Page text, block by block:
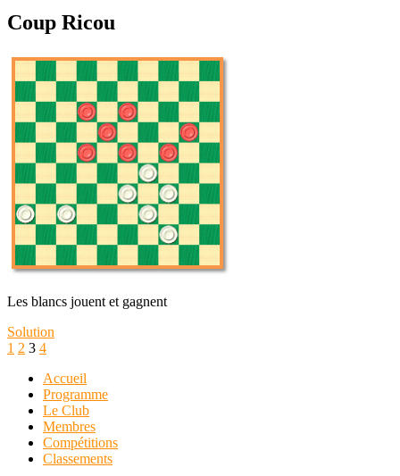
Coup Ricou
Les blancs jouent et gagnent
Solution
1 2 3 4
Accueil
Programme
Le Club
Membres
Compétitions
Classements